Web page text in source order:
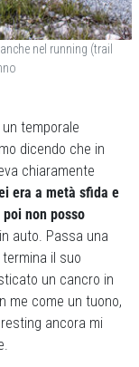
nel running (trail
temporale
dicendo che in
chiaramente
era a metà sfida e
non posso
auto. Passa una
il suo
un cancro in
me come un tuono,
ancora mi